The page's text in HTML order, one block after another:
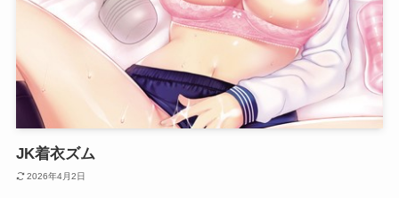
JK着衣ズム
2026年4月2日